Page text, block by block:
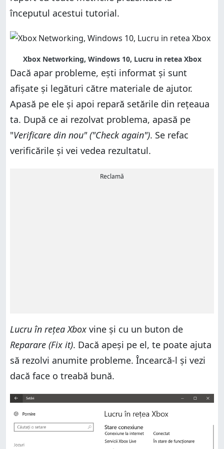
începutul acestui tutorial.
Xbox Networking, Windows 10, Lucru in retea Xbox
Dacă apar probleme, ești informat și sunt
afișate și legături către materiale de ajutor.
Apasă pe ele și apoi repară setările din rețeaua
ta. După ce ai rezolvat problema, apasă pe
"Verificare din nou" ("Check again"). Se refac
verificările și vei vedea rezultatul.
Reclamă
Lucru în rețea Xbox vine și cu un buton de
Reparare (Fix it). Dacă apeși pe el, te poate ajuta
să rezolvi anumite probleme. Încearcă-l și vezi
dacă face o treabă bună.